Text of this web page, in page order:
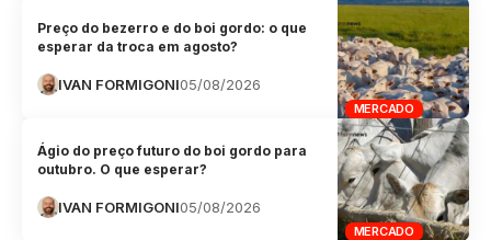
MERCADO
Preço do bezerro e do boi gordo: o que
esperar da troca em agosto?
IVAN FORMIGONI05/08/2026
MERCADO
Ágio do preço futuro do boi gordo para
outubro. O que esperar?
IVAN FORMIGONI05/08/2026